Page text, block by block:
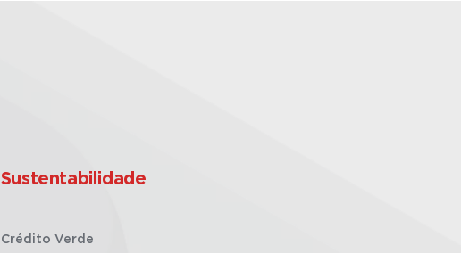
Sustentabilidade
Crédito Verde